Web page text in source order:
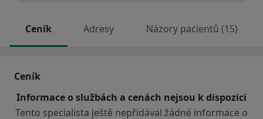
Ceník Adresy Názory pacientů (15)
Ceník
Informace o službách a cenách nejsou k dispozici
Tento specialista ještě nepřidával žádné informace o